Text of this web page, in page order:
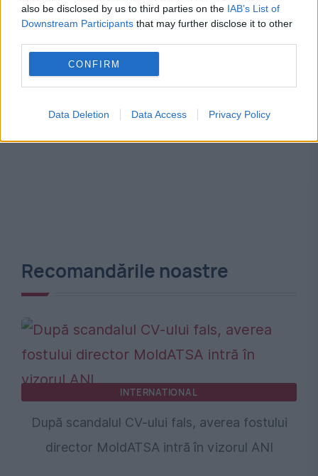
also be disclosed by us to third parties on the IAB’s List of
Downstream Participants that may further disclose it to other
CONFIRM
Data Deletion Data Access Privacy Policy
Recomandările noastre
INTERNATIONAL
După scandalul CV-ului fals, averea fostului
director MoldATSA intră în vizorul ANI